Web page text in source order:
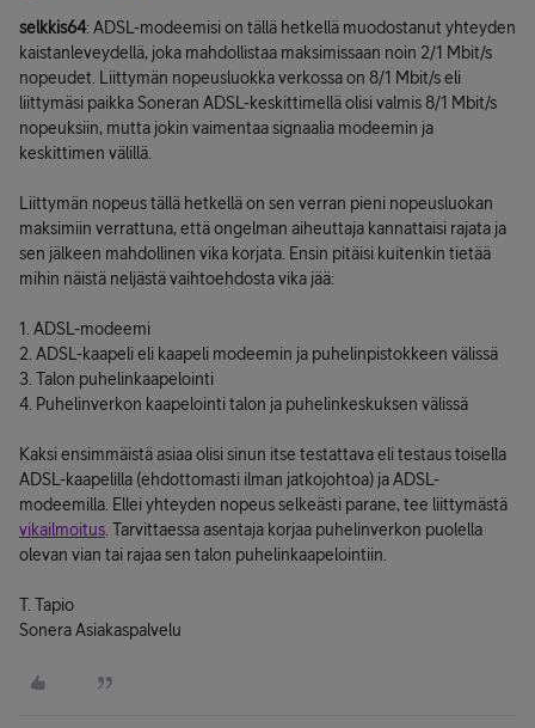
selkkis64: ADSL-modeemisi on tällä hetkellä muodostanut yhteyden
kaistanleveydellä, joka mahdollistaa maksimissaan noin 2/1 Mbit/s
nopeudet. Liittymän nopeusluokka verkossa on 8/1 Mbit/s eli
liittymäsi paikka Soneran ADSL-keskittimellä olisi valmis 8/1 Mbit/s
nopeuksiin, mutta jokin vaimentaa signaalia modeemin ja
keskittimen välillä.
Liittymän nopeus tällä hetkellä on sen verran pieni nopeusluokan
maksimiin verrattuna, että ongelman aiheuttaja kannattaisi rajata ja
sen jälkeen mahdollinen vika korjata. Ensin pitäisi kuitenkin tietää
mihin näistä neljästä vaihtoehdosta vika jää:
1. ADSL-modeemi
2. ADSL-kaapeli eli kaapeli modeemin ja puhelinpistokkeen välissä
3. Talon puhelinkaapelointi
4. Puhelinverkon kaapelointi talon ja puhelinkeskuksen välissä
Kaksi ensimmäistä asiaa olisi sinun itse testattava eli testaus toisella
ADSL-kaapelilla (ehdottomasti ilman jatkojohtoa) ja ADSL-
modeemilla. Ellei yhteyden nopeus selkeästi parane, tee liittymästä
vikailmoitus . Tarvittaessa asentaja korjaa puhelinverkon puolella
olevan vian tai rajaa sen talon puhelinkaapelointiin.
T. Tapio
Sonera Asiakaspalvelu